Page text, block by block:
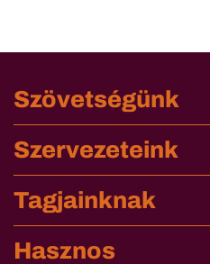
Szövetségünk
Szervezeteink
Tagjainknak
Hasznos